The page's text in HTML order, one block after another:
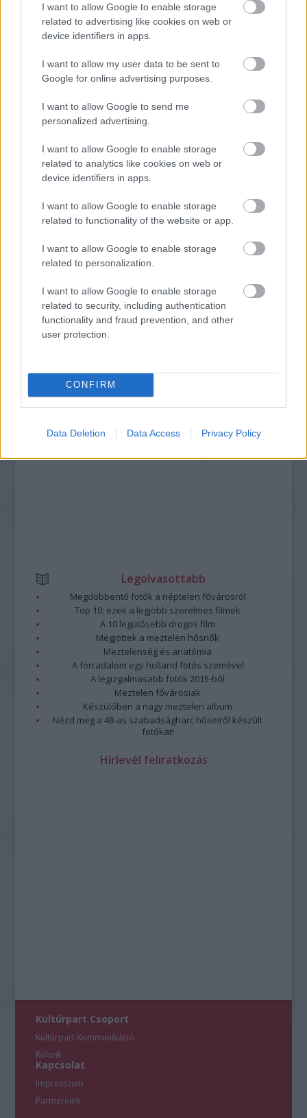
I want to allow Google to enable storage
related to advertising like cookies on web or
device identifiers in apps.
I want to allow my user data to be sent to
Google for online advertising purposes.
I want to allow Google to send me
personalized advertising.
I want to allow Google to enable storage
related to analytics like cookies on web or
device identifiers in apps.
I want to allow Google to enable storage
related to functionality of the website or app.
I want to allow Google to enable storage
related to personalization.
I want to allow Google to enable storage
related to security, including authentication
functionality and fraud prevention, and other
user protection.
CONFIRM
Data Deletion Data Access Privacy Policy
ELSTARTOLT A MŰVÉSZETEK VÖLGYE
AZ EMBERSÉG ÜNNEPE
„AZ EMBERT EMBERRÉ TETTE…” – VASÁRNAP
ZÁRT A DOMBOS FEST
A bejegyzés trackback címe:
https://kulturpart.hu/api/trackback/id/7935714
Kommentek:
minősülnek, értük a
szolgáltatás technikai
üzemeltetője semmilyen felelősséget
Részletek aFelhasználási feltételekbenés azadatvédelmi tájékoztatóban.
Legolvasottabb
Megdöbbentő fotók a néptelen fővárosról
Top 10: ezek a legjobb szerelmes filmek
A 10 legütősebb drogos film
Megjöttek a meztelen hősnők
Meztelenség és anatómia
A forradalom egy holland fotós szemével
A legizgalmasabb fotók 2015-ből
Meztelen fővárosiak
Készülőben a nagy meztelen album
Nézd meg a 48-as szabadságharc hőseiről készült
fotókat!
Hírlevél feliratkozás
Kultúrpart Csoport
Kultúrpart Kommunikáció
Rólunk
Kapcsolat
Impresszum
Partnereink